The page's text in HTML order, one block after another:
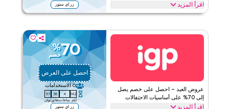
اقرأ أقل
اقرأ المزيد زر اي ستور
وفّر حتى 70% اليوم خلال تخفيضات الجمعةالبيضاء مع صفقة اي جي بي
وصناديق هدايا الفواكه المجففة وأكثر. استمتع بالتوفيرات الحصرية اليوم.
الأحكام والشروط
ويب/تطبيق
على مستوى الموقع
عروض العيد – احصل على خصم يصل
إلى 70% على أساسيات الاحتفالات
اقرأ المزيد
70
%
خصم
احصل على العرض
0 الاستخدامات
142
أيام
4
ساعات
36
دقائق
57
ثوان
زر اي ستور